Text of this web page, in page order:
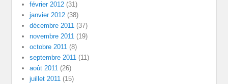
février 2012 (31)
janvier 2012 (38)
décembre 2011 (37)
novembre 2011 (19)
octobre 2011 (8)
septembre 2011 (11)
août 2011 (26)
juillet 2011 (15)